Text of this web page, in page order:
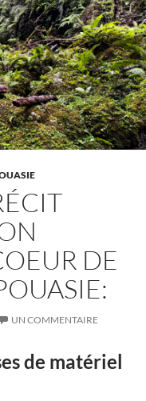
DE
UN COMMENTAIRE
de matériel